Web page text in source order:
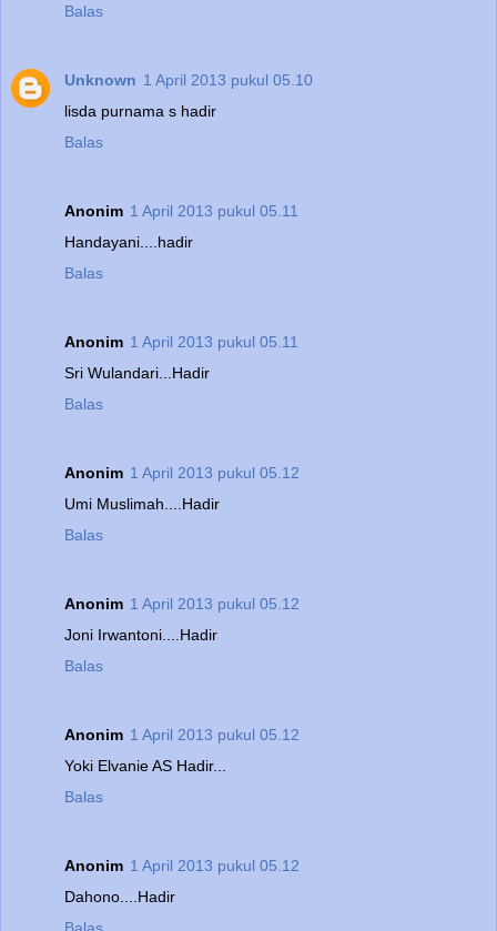
Balas
Unknown 1 April 2013 pukul 05.10
lisda purnama s hadir
Balas
Anonim 1 April 2013 pukul 05.11
Handayani....hadir
Balas
Anonim 1 April 2013 pukul 05.11
Sri Wulandari...Hadir
Balas
Anonim 1 April 2013 pukul 05.12
Umi Muslimah....Hadir
Balas
Anonim 1 April 2013 pukul 05.12
Joni Irwantoni....Hadir
Balas
Anonim 1 April 2013 pukul 05.12
Yoki Elvanie AS Hadir...
Balas
Anonim 1 April 2013 pukul 05.12
Dahono....Hadir